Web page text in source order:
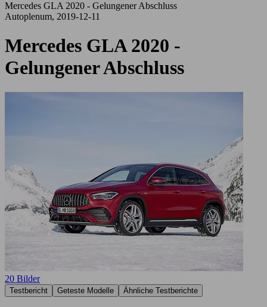
Mercedes GLA 2020 - Gelungener Abschluss
Autoplenum, 2019-12-11
Mercedes GLA 2020 -
Gelungener Abschluss
20 Bilder
Testbericht Geteste Modelle Ähnliche Testberichte